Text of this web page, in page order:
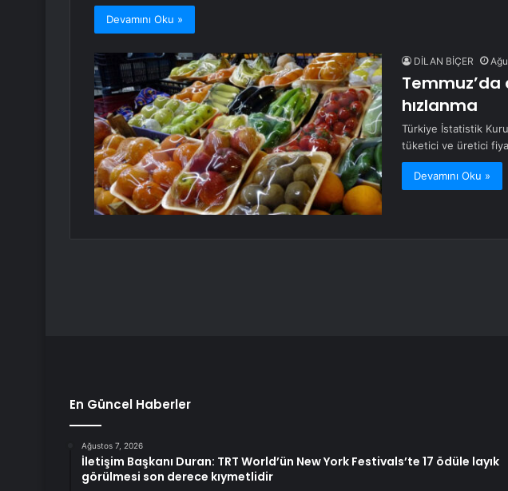
Devamını Oku »
DİLAN BİÇER
Temmuz’da
hızlanma
Türkiye İstatistik
tüketici ve üretici
Devamını Oku »
En Güncel Haberler
Ağustos 7, 2026
İletişim Başkanı Duran: TRT World’ün New York Festivals’te 17 ödüle layık
görülmesi son derece kıymetlidir